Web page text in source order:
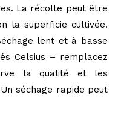
La récolte peut être
la superficie cultivée.
lent et à basse
Celsius – remplacez
la qualité et les
séchage rapide peut